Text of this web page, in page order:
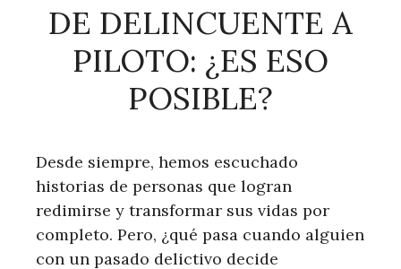
DE DELINCUENTE A
PILOTO: ¿ES ESO
POSIBLE?
Desde siempre, hemos escuchado
historias de personas que logran
redimirse y transformar sus vidas por
completo. Pero, ¿qué pasa cuando alguien
con un pasado delictivo decide